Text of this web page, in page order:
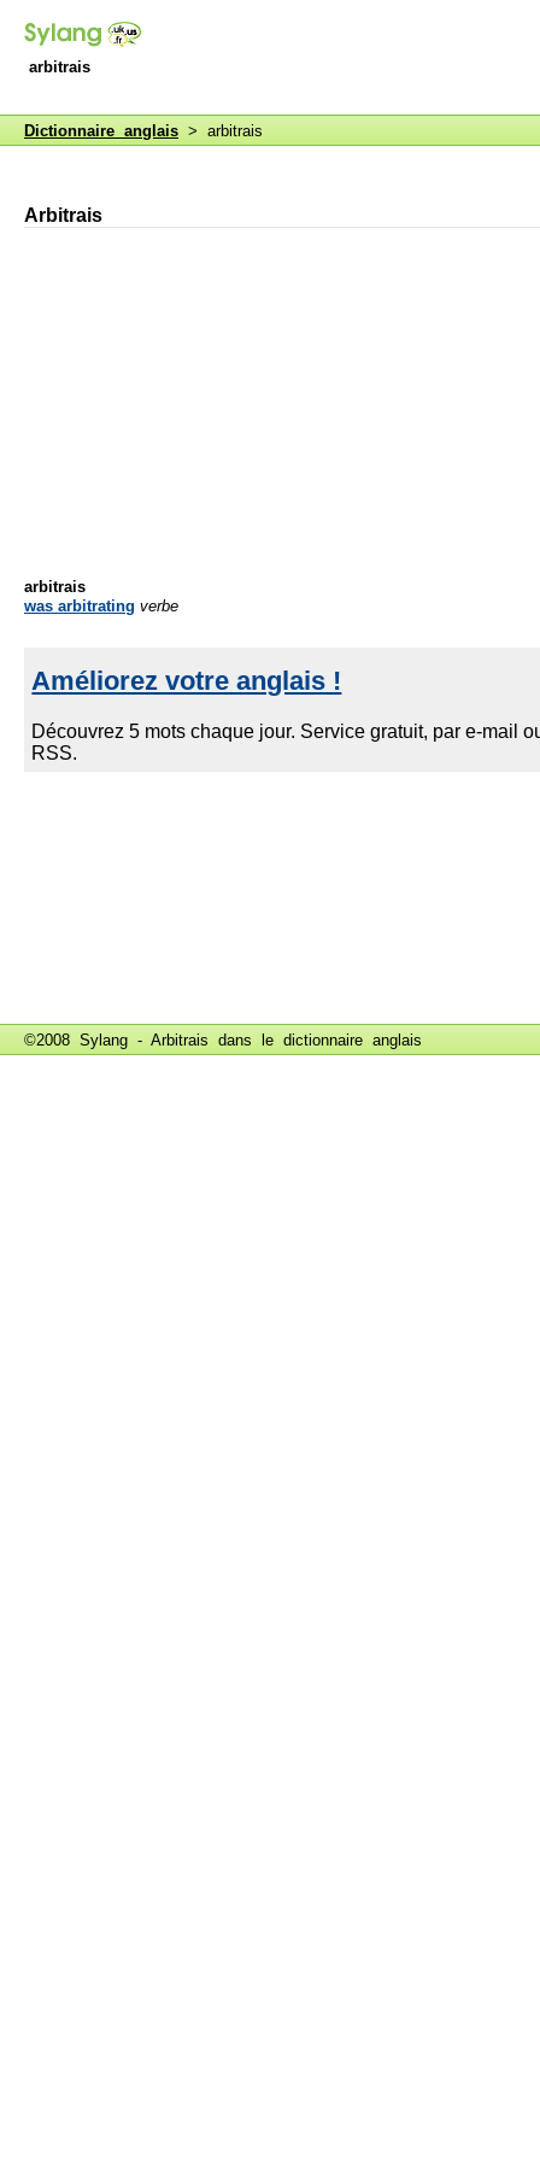
arbitrais
Dictionnaire anglais > arbitrais
Arbitrais
arbitrais
was arbitrating verbe
©2008 Sylang - Arbitrais dans le dictionnaire anglais